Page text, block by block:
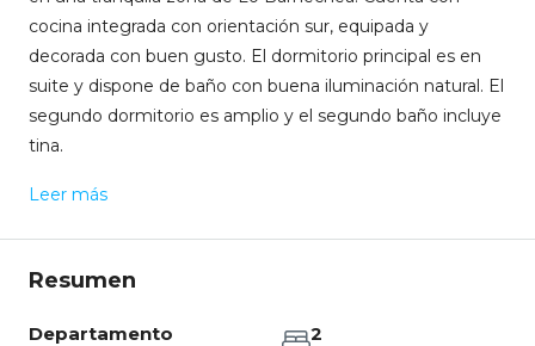
cocina integrada con orientación sur, equipada y
decorada con buen gusto. El dormitorio principal es en
suite y dispone de baño con buena iluminación natural. El
segundo dormitorio es amplio y el segundo baño incluye
tina.
Leer más
Resumen
Departamento 2